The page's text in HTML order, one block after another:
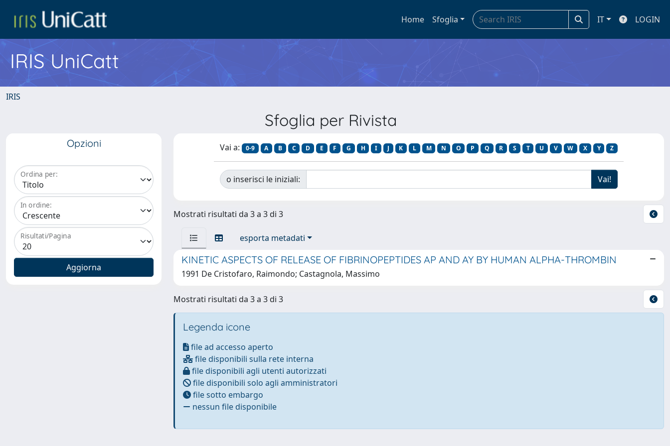
Home Sfoglia IT LOGIN
IRIS UniCatt
IRIS
Sfoglia per Rivista
Opzioni
Ordina per:
In ordine:
Risultati/Pagina
Vai a: 0-9 A B C D E F G H I J K L M N O P Q R S T U V W X Y Z
o inserisci le iniziali:
Mostrati risultati da 3 a 3 di 3
esporta metadati
KINETIC ASPECTS OF RELEASE OF FIBRINOPEPTIDES AP AND AY BY HUMAN ALPHA-THROMBIN
1991 De Cristofaro, Raimondo; Castagnola, Massimo
Mostrati risultati da 3 a 3 di 3
Legenda icone
file ad accesso aperto
file disponibili sulla rete interna
file disponibili agli utenti autorizzati
file disponibili solo agli amministratori
file sotto embargo
nessun file disponibile